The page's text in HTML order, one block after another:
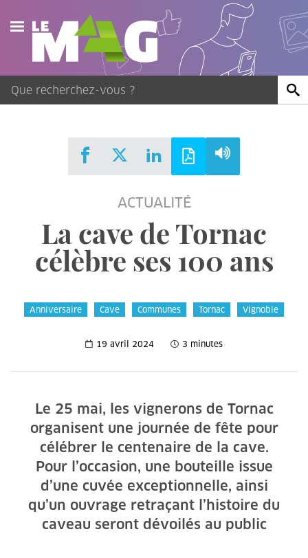
Actualités
Agenda
Publications
ACTUALITÉ
La cave de Tornac
célèbre ses 100 ans
Anniversaire Cave Communes Tornac Vignoble
19 avril 2024 3 minutes
Le 25 mai, les vignerons de Tornac
organisent une journée de fête pour
célébrer le centenaire de la cave.
Pour l’occasion, une bouteille issue
d’une cuvée exceptionnelle, ainsi
qu’un ouvrage retraçant l’histoire du
caveau seront dévoilés au public